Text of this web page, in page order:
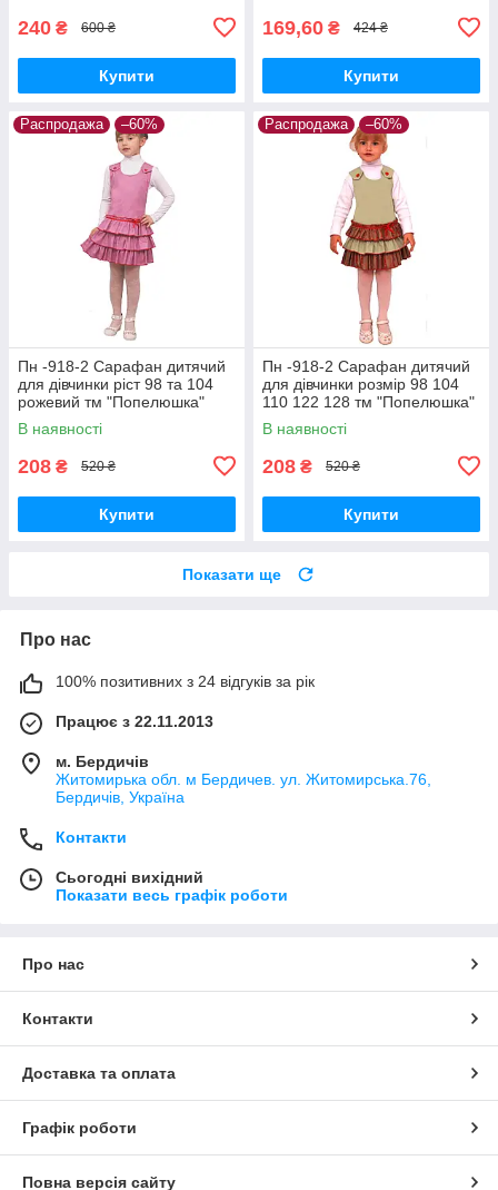
240 ₴ 600 ₴
Купити
169,60 ₴ 424 ₴
Купити
Распродажа –60%
Пн -918-2 Сарафан дитячий
для дівчинки ріст 98 та 104
рожевий тм "Попелюшка"
В наявності
208 ₴ 520 ₴
Купити
Распродажа –60%
Пн -918-2 Сарафан дитячий
для дівчинки розмір 98 104
110 122 128 тм "Попелюшка"
В наявності
208 ₴ 520 ₴
Купити
Показати ще
Про нас
100% позитивних з 24 відгуків за рік
Працює з 22.11.2013
м. Бердичів
Житомирька обл. м Бердичев. ул. Житомирська.76,
Бердичів, Україна
Контакти
Сьогодні вихідний
Показати весь графік роботи
Про нас
Контакти
Доставка та оплата
Графік роботи
Повна версія сайту